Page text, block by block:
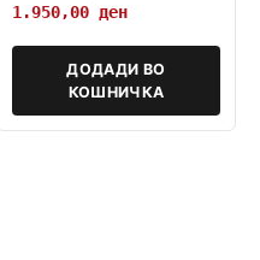
1.950,00 ден
ДОДАДИ ВО
КОШНИЧКА